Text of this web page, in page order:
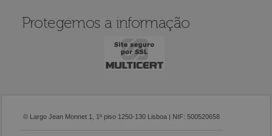
Protegemos a informação
© Largo Jean Monnet 1, 1º piso 1250-130 Lisboa | NIF: 500520658